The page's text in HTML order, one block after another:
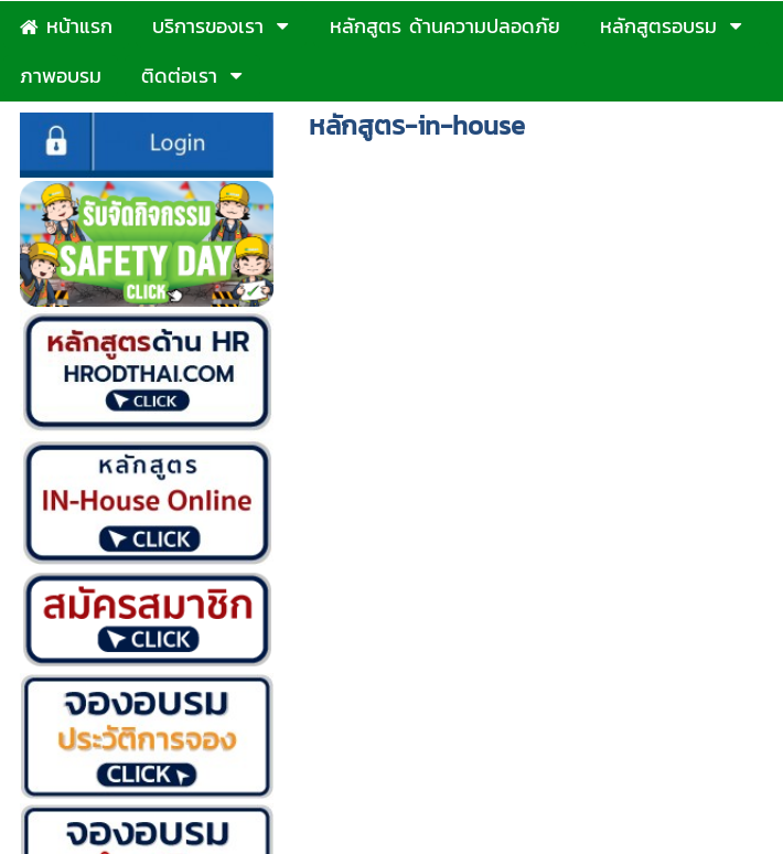
หน้าแรก บริการของเรา หลักสูตร ด้านความปลอดภัย หลักสูตรอบรม
ภาพอบรม
ติดต่อเรา
หลักสูตร-in-house